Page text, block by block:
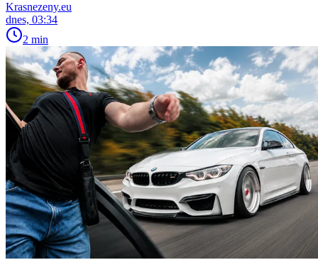
Krasnezeny.eu
dnes, 03:34
2 min